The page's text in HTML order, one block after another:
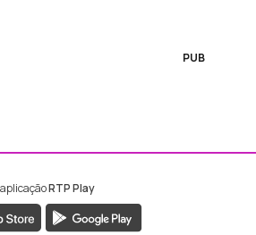
PUB
Madeira
RTP Play